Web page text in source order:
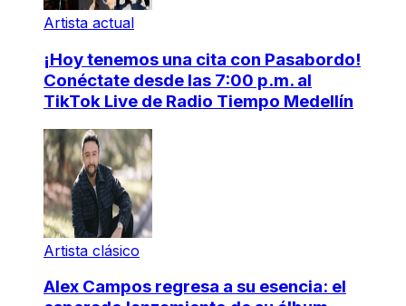
Artista actual
¡Hoy tenemos una cita con Pasabordo!
Conéctate desde las 7:00 p.m. al
TikTok Live de Radio Tiempo Medellín
Artista clásico
Alex Campos regresa a su esencia: el